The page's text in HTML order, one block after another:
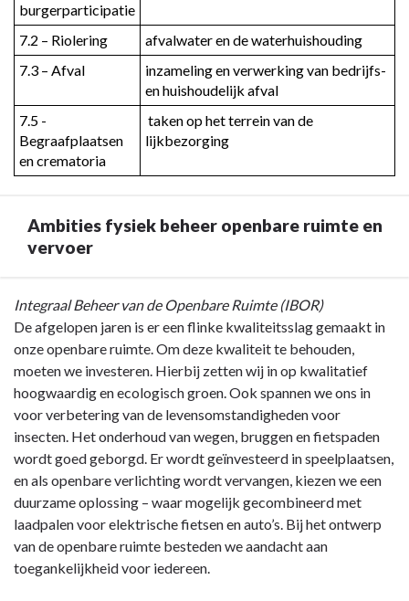
burgerparticipatie
7.2 – Riolering
afvalwater en de waterhuishouding
7.3 – Afval
inzameling en verwerking van bedrijfs-
en huishoudelijk afval
7.5 -
Begraafplaatsen
en crematoria
lijkbezorging
Ambities fysiek beheer openbare ruimte en
vervoer
Terug
naar
navigatie
Programma
Fysiek
beheer
openbare
ruimte
vervoer
Integraal Beheer van de Openbare Ruimte (IBOR)
De afgelopen jaren is er een flinke kwaliteitsslag gemaakt in
onze openbare ruimte. Om deze kwaliteit te behouden,
moeten we investeren. Hierbij zetten wij in op kwalitatief
hoogwaardig en ecologisch groen. Ook spannen we ons in
voor verbetering van de levensomstandigheden voor
insecten. Het onderhoud van wegen, bruggen en fietspaden
wordt goed geborgd. Er wordt geïnvesteerd in speelplaatsen,
en als openbare verlichting wordt vervangen, kiezen we een
duurzame oplossing – waar mogelijk gecombineerd met
laadpalen voor elektrische fietsen en auto’s. Bij het ontwerp
van de openbare ruimte besteden we aandacht aan
toegankelijkheid voor iedereen.